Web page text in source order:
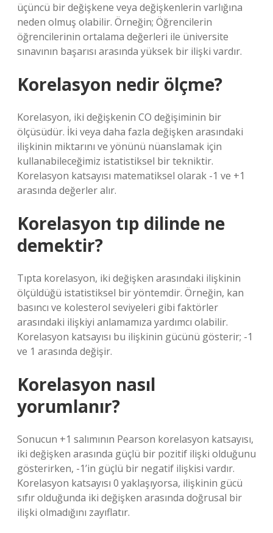
üçüncü bir değişkene veya değişkenlerin varlığına
neden olmuş olabilir. Örneğin; Öğrencilerin
öğrencilerinin ortalama değerleri ile üniversite
sınavının başarısı arasında yüksek bir ilişki vardır.
Korelasyon nedir ölçme?
Korelasyon, iki değişkenin CO değişiminin bir
ölçüsüdür. İki veya daha fazla değişken arasındaki
ilişkinin miktarını ve yönünü nüanslamak için
kullanabileceğimiz istatistiksel bir tekniktir.
Korelasyon katsayısı matematiksel olarak -1 ve +1
arasında değerler alır.
Korelasyon tıp dilinde ne
demektir?
Tıpta korelasyon, iki değişken arasındaki ilişkinin
ölçüldüğü istatistiksel bir yöntemdir. Örneğin, kan
basıncı ve kolesterol seviyeleri gibi faktörler
arasındaki ilişkiyi anlamamıza yardımcı olabilir.
Korelasyon katsayısı bu ilişkinin gücünü gösterir; -1
ve 1 arasında değişir.
Korelasyon nasıl
yorumlanır?
Sonucun +1 salımının Pearson korelasyon katsayısı,
iki değişken arasında güçlü bir pozitif ilişki olduğunu
gösterirken, -1’in güçlü bir negatif ilişkisi vardır.
Korelasyon katsayısı 0 yaklaşıyorsa, ilişkinin gücü
sıfır olduğunda iki değişken arasında doğrusal bir
ilişki olmadığını zayıflatır.